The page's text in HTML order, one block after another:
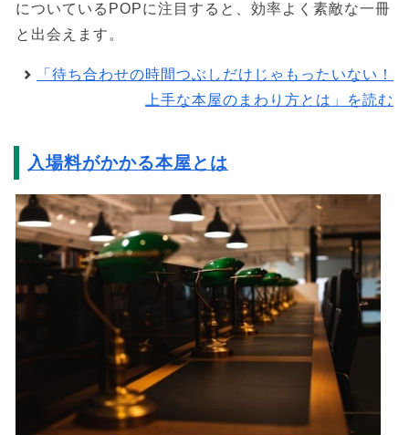
についているPOPに注目すると、効率よく素敵な一冊
と出会えます。
「待ち合わせの時間つぶしだけじゃもったいない！
上手な本屋のまわり方とは」を読む
入場料がかかる本屋とは